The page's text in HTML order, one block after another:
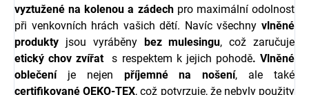
vyztužené na kolenou a zádechpro maximální odolnost
při venkovních hrách vašich dětí. Navíc všechny vlněné
produkty jsou vyráběny bez mulesingu, což zaručuje
etický chov zvířats respektem k jejich pohodě. Vlněné
oblečeníje nejen příjemné na nošení, ale také
certifikované OEKO-TEX, což potvrzuje, že nebyly použity